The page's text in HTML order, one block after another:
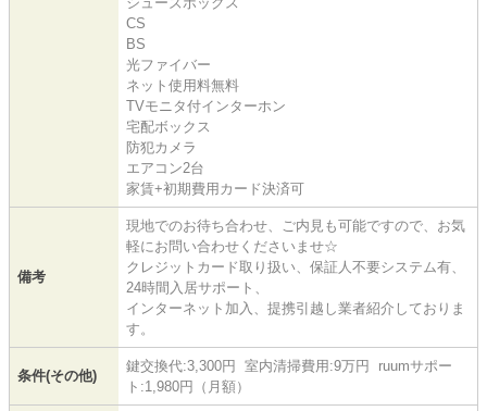
CS
BS
光ファイバー
ネット使用料無料
TVモニタ付インターホン
宅配ボックス
防犯カメラ
エアコン2台
家賃+初期費用カード決済可
備考
現地でのお待ち合わせ、ご内見も可能ですので、お気
軽にお問い合わせくださいませ☆
クレジットカード取り扱い、保証人不要システム有、
24時間入居サポート、
インターネット加入、提携引越し業者紹介しておりま
す。
条件(その他)
鍵交換代:3,300円 室内清掃費用:9万円 ruumサポー
ト:1,980円（月額）